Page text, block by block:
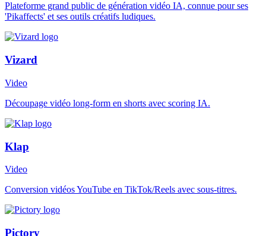
Plateforme grand public de génération vidéo IA, connue pour ses
'Pikaffects' et ses outils créatifs ludiques.
Vizard
Video
Découpage vidéo long-form en shorts avec scoring IA.
Klap
Video
Conversion vidéos YouTube en TikTok/Reels avec sous-titres.
Pictory